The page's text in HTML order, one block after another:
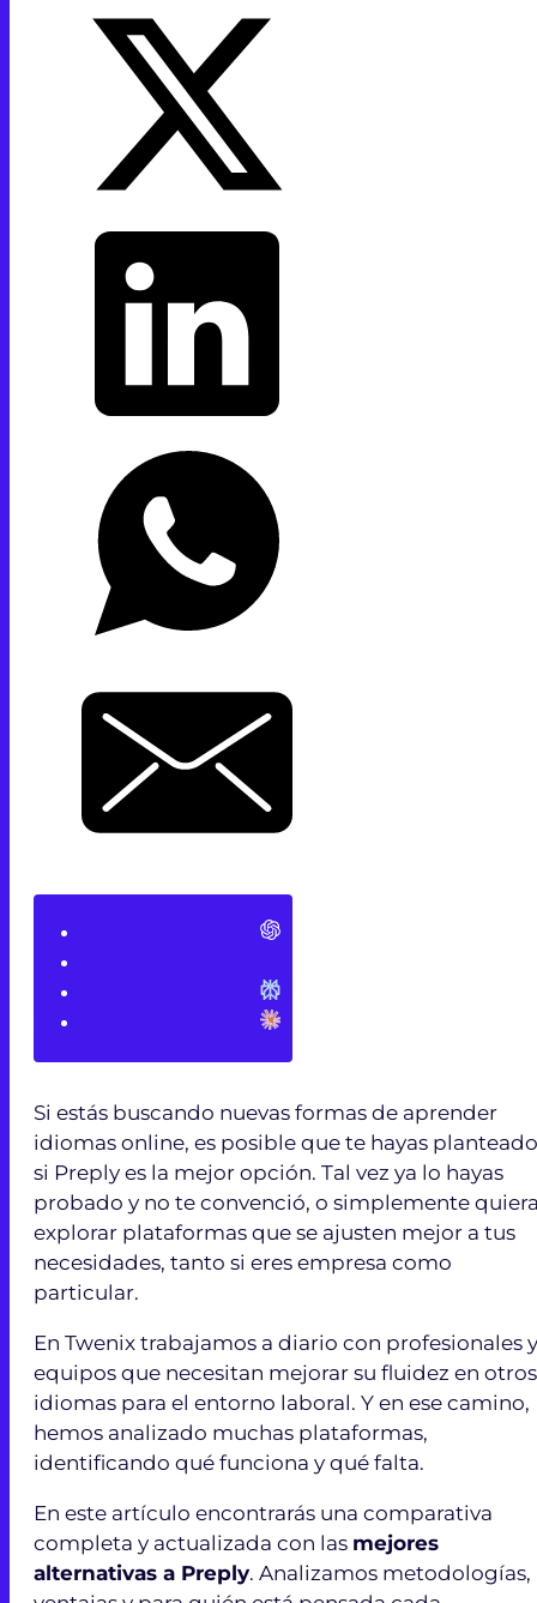
Si estás buscando nuevas formas de aprender
idiomas online, es posible que te hayas planteado
si Preply es la mejor opción. Tal vez ya lo hayas
probado y no te convenció, o simplemente
explorar plataformas que se ajusten mejor a tus
necesidades, tanto si eres empresa como
particular.
En Twenix trabajamos a diario con profesionales y
equipos que necesitan mejorar su fluidez en otros
idiomas para el entorno laboral. Y en ese camino,
hemos analizado muchas plataformas,
identificando qué funciona y qué falta.
En este artículo encontrarás una comparativa
completa y actualizada con las mejores
alternativas a Preply. Analizamos metodologías,